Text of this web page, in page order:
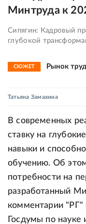
Минтруда к
Сипягин: Кадровый
глубокой
СЮЖЕТ Рынок
Татьяна Замахина
В современных
ставку на
навыки и
обучению. Об
потребности на
разработанный
комментарии "РГ"
Госдумы по